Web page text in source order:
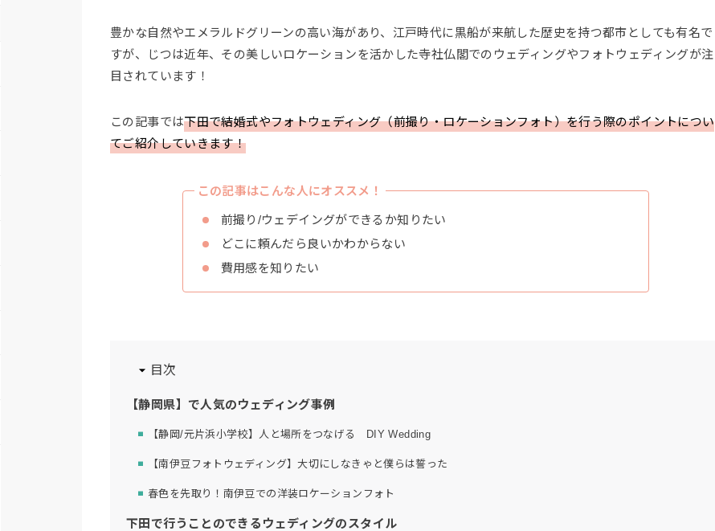
豊かな自然やエメラルドグリーンの高い海があり、江戸時代に黒船が来航した歴史を持つ都市としても有名で
すが、じつは近年、その美しいロケーションを活かした寺社仏閣でのウェディングやフォトウェディングが注
目されています！
この記事では下田で結婚式やフォトウェディング（前撮り・ロケーションフォト）を行う際のポイントについ
てご紹介していきます！
この記事はこんな人にオススメ！
前撮り/ウェデイングができるか知りたい
どこに頼んだら良いかわからない
費用感を知りたい
目次
【静岡県】で人気のウェディング事例
【静岡/元片浜小学校】人と場所をつなげる DIY Wedding
【南伊豆フォトウェディング】大切にしなきゃと僕らは誓った
春色を先取り！南伊豆での洋装ロケーションフォト
下田で行うことのできるウェディングのスタイル